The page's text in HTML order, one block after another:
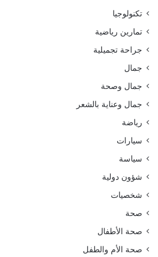
تكنولوجيا
تمارين رياضية
جراحة تجميلية
جمال
جمال وصحة
جمال وعناية بالشعر
رياضة
سيارات
سياسة
شؤون دولية
شخصيات
صحة
صحة الأطفال
صحة الأم والطفل